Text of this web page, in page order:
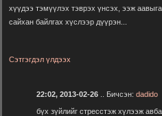
хүүдээ тэмүүлэх тэврэх үнсэх, ээж
сайхан байлгах хүслээр дүүрэн...
Сэтгэгдэл үлдээх
22:02, 2013-02-26 .. Бичсэн: dadido
бүх зүйлийг стресстэж хүлээж